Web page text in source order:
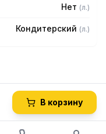
Нет (л.)
Кондитерский (л.)
В корзину